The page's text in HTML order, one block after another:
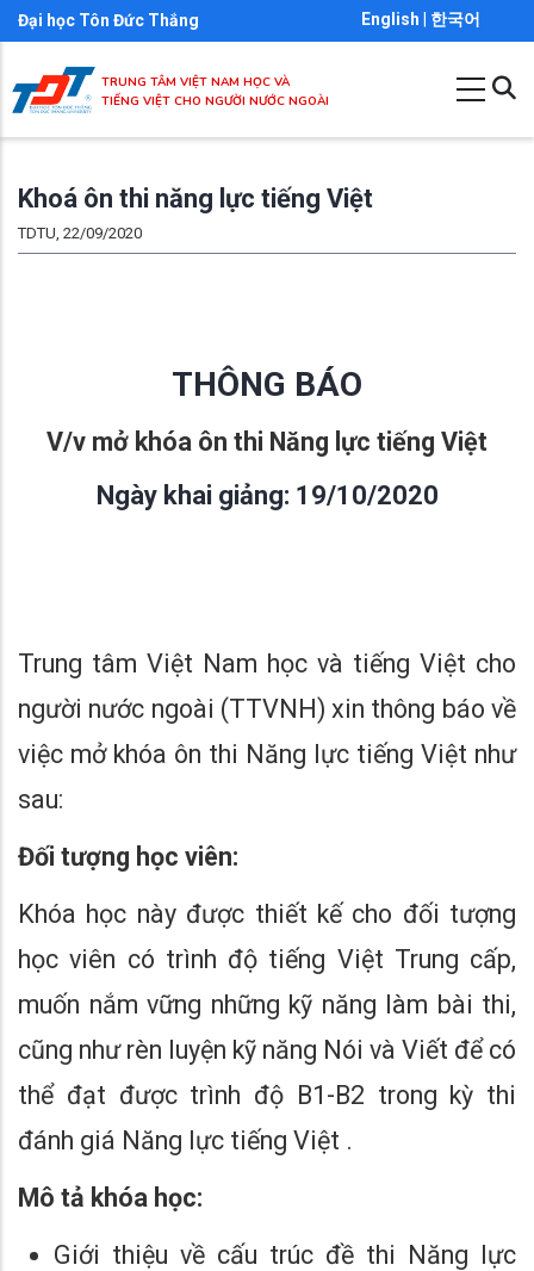
Nhảy
đến
nội
dung
Đại học Tôn Đức Thắng English 한국어
TRUNG TÂM VIỆT NAM HỌC VÀ
TIẾNG VIỆT CHO NGƯỜI NƯỚC NGOÀI
Khoá ôn thi năng lực tiếng Việt
TDTU, 22/09/2020
THÔNG BÁO
V/v mở khóa ôn thi Năng lực tiếng Việt
Ngày khai giảng: 19/10/2020
Trung tâm Việt Nam học và tiếng Việt cho
người nước ngoài (TTVNH) xin thông báo về
việc mở khóa ôn thi Năng lực tiếng Việt như
sau:
Đối tượng học viên:
Khóa học này được thiết kế cho đối tượng
học viên có trình độ tiếng Việt Trung cấp,
muốn nắm vững những kỹ năng làm bài thi,
cũng như rèn luyện kỹ năng Nói và Viết để có
thể đạt được trình độ B1-B2 trong kỳ thi
đánh giá Năng lực tiếng Việt .
Mô tả khóa học:
Giới thiệu về cấu trúc đề thi Năng lực